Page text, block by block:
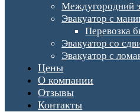
Междугородний
Эвакуатор с
Перевозка
Эвакуатор со
Эвакуатор с
Цены
О компании
Отзывы
Контакты